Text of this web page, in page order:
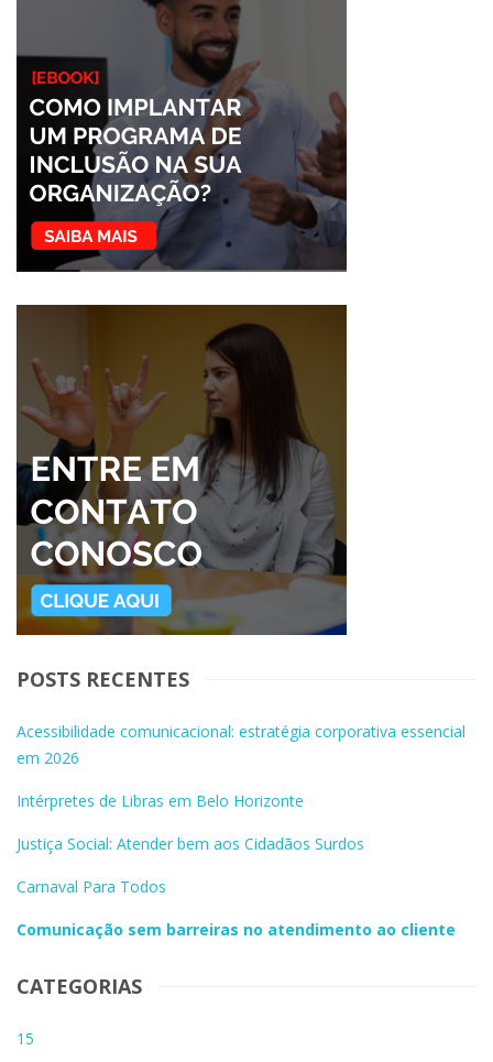
POSTS RECENTES
Acessibilidade comunicacional: estratégia corporativa essencial
em 2026
Intérpretes de Libras em Belo Horizonte
Justiça Social: Atender bem aos Cidadãos Surdos
Carnaval Para Todos
Comunicação sem barreiras no atendimento ao cliente
CATEGORIAS
15